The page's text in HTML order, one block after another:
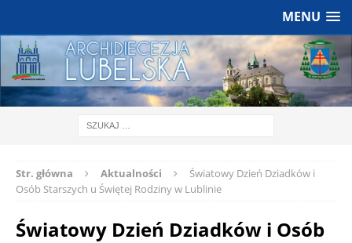
MENU
Str. główna Aktualności
Światowy Dzień Dziadków i
Osób Starszych u Świętej Rodziny w Lublinie
Światowy Dzień Dziadków i Osób